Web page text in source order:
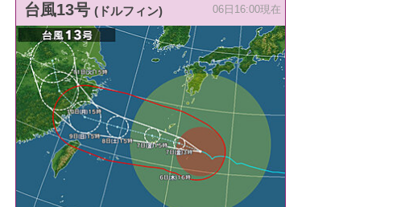
台風13号 (ドルフィン) 06日16:00現在